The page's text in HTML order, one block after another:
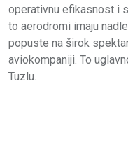
operativnu efikasnost i
to aerodromi imaju
popuste na širok
aviokompaniji. To
Tuzlu.